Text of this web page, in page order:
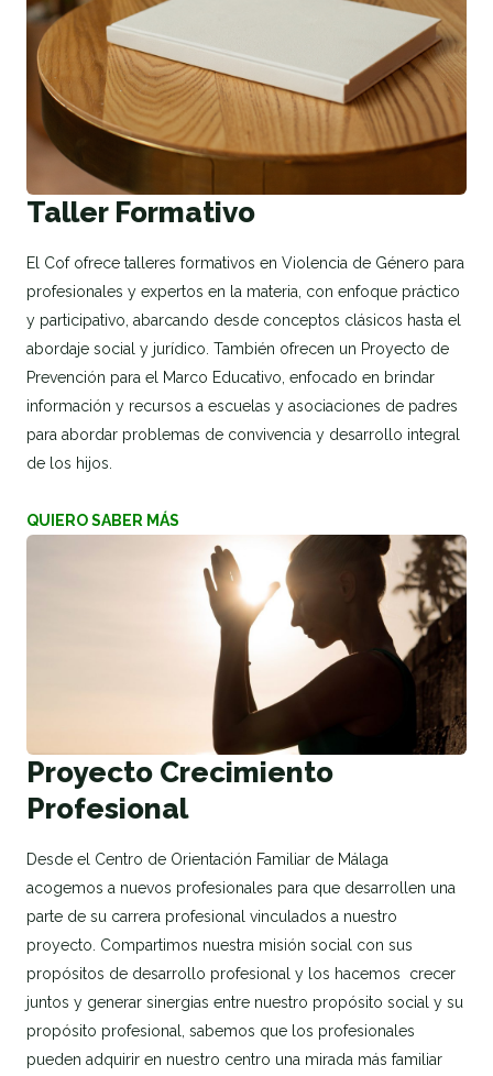
Taller Formativo
El Cof ofrece talleres formativos en Violencia de Género para
profesionales y expertos en la materia, con enfoque práctico
y participativo, abarcando desde conceptos clásicos hasta el
abordaje social y jurídico. También ofrecen un Proyecto de
Prevención para el Marco Educativo, enfocado en brindar
información y recursos a escuelas y asociaciones de padres
para abordar problemas de convivencia y desarrollo integral
de los hijos.
QUIERO SABER MÁS
Proyecto Crecimiento
Profesional
Desde el Centro de Orientación Familiar de Málaga
acogemos a nuevos profesionales para que desarrollen una
parte de su carrera profesional vinculados a nuestro
proyecto. Compartimos nuestra misión social con sus
propósitos de desarrollo profesional y los hacemos crecer
juntos y generar sinergias entre nuestro propósito social y su
propósito profesional, sabemos que los profesionales
pueden adquirir en nuestro centro una mirada más familiar